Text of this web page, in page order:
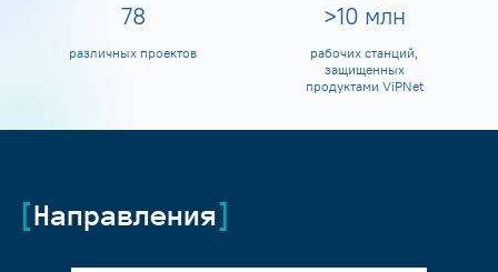
80
различных проектов
>10 млн
рабочих станций,
защищенных
продуктами ViPNet
Направления